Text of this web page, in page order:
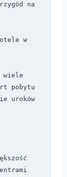
na
w
wiele
pobytu
uroków